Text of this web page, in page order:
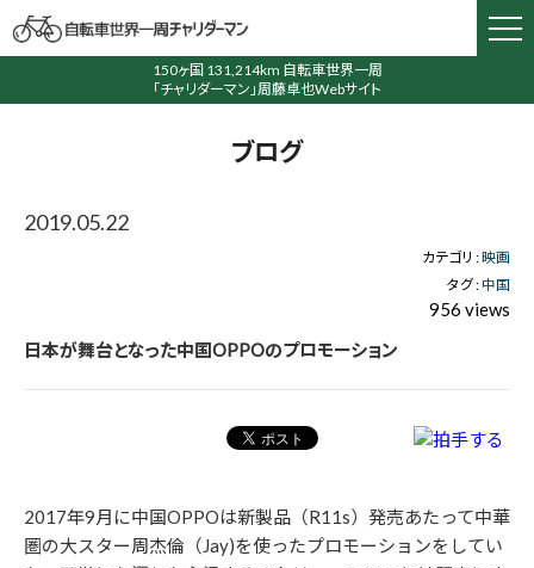
150ヶ国 131,214km 自転車世界一周
「チャリダーマン」周藤卓也Webサイト
ブログ
2019.05.22
カテゴリ :映画
タグ :中国
956 views
日本が舞台となった中国OPPOのプロモーション
2017年9月に中国OPPOは新製品（R11s）発売あたって中華
圏の大スター周杰倫（Jay)を使ったプロモーションをしてい